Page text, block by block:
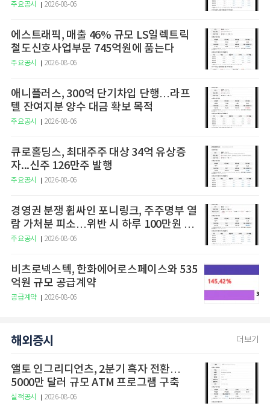
주요공시 2026-08-06
에스트래픽, 매출 46% 규모 LS일렉트릭
철도신호사업부문 745억원에 품는다
주요공시 2026-08-06
애니플러스, 300억 단기차입 단행…라프
텔 잔여지분 양수 대금 확보 목적
주요공시 2026-08-06
큐로홀딩스, 최대주주 대상 34억 유상증
자...신주 126만주 발행
주요공시 2026-08-06
경영권 분쟁 휩싸인 포니링크, 주주명부 열
람 가처분 피소…위반 시 하루 100만원 청
구
주요공시 2026-08-06
비츠로넥스텍, 한화에어로스페이스와 535
억원 규모 공급계약
공급계약 2026-08-06
해외증시 더보기
앨토 인그리디언츠, 2분기 흑자 전환…
5000만 달러 규모 ATM 프로그램 구축
실적공시 2026-08-06